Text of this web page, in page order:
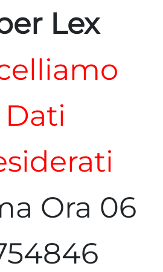
Lex
Dati
Ora 06